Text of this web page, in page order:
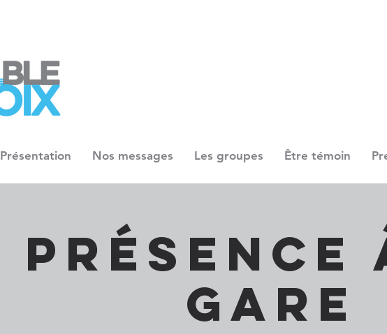
Présentation Nos messages Les groupes Être témoin
Présence
gare